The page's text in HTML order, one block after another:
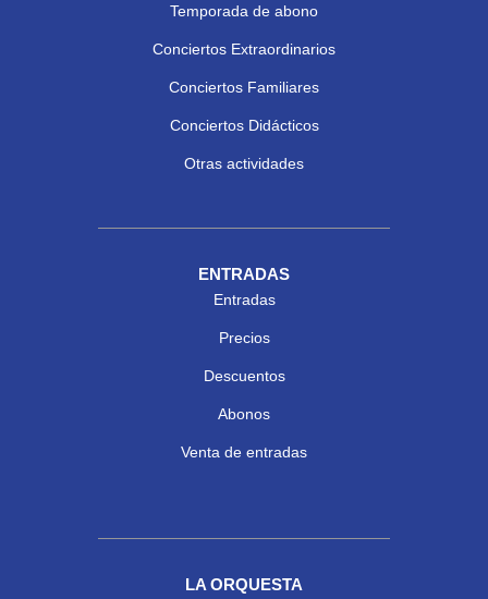
Temporada de abono
Conciertos Extraordinarios
Conciertos Familiares
Conciertos Didácticos
Otras actividades
ENTRADAS
Entradas
Precios
Descuentos
Abonos
Venta de entradas
LA ORQUESTA